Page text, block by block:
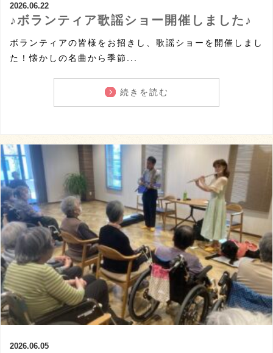
2026.06.22
♪ボランティア歌謡ショー開催しました♪
ボランティアの皆様をお招きし、歌謡ショーを開催しまし
た！懐かしの名曲から季節...
続きを読む
2026.06.05